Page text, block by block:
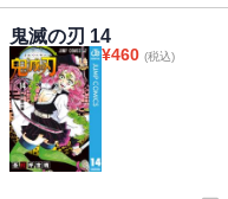
鬼滅の刃 14
¥460 (税込)